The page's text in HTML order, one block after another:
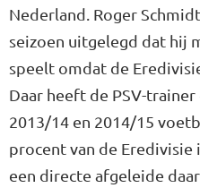
Nederland. Roger
seizoen uitgelegd dat hij
speelt omdat de
Daar heeft de PSV-
2013/14 en 2014/15
procent van de
een directe afgeleide